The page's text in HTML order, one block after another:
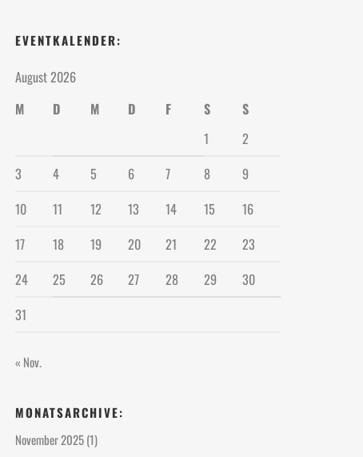
EVENTKALENDER:
August 2026
M
D M D F S
S
1
2
3
4 5 6 7 8
9
10
11 12 13 14 15
16
17
18 19 20 21 22
23
24
25 26 27 28 29
30
31
« Nov.
MONATSARCHIVE:
November 2025(1)